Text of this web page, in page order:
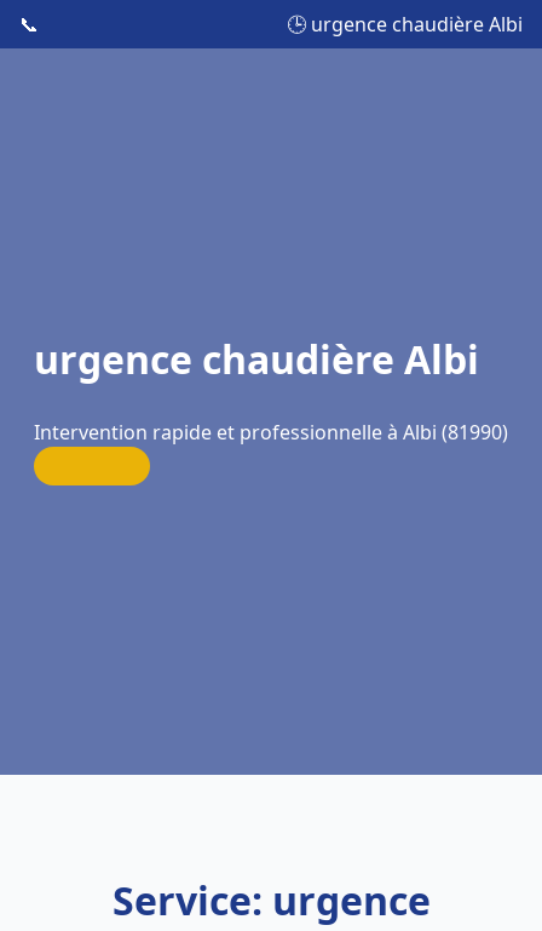
📞 🕒 urgence chaudière Albi
urgence chaudière Albi
Intervention rapide et professionnelle à Albi (81990)
Service: urgence